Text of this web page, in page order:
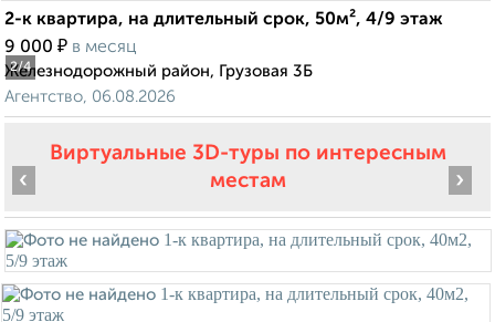
2/4
2-к квартира, на длительный срок, 50м², 4/9 этаж
9 000 ₽ в месяц
Железнодорожный район, Грузовая 3Б
Агентство, 06.08.2026
Виртуальные 3D-туры по интересным
местам
‹ ›